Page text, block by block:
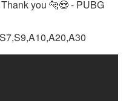
you 🐆😍 - PUBG